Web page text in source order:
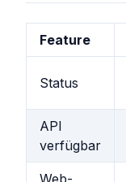
Feature
Status
API
verfügbar
Web-